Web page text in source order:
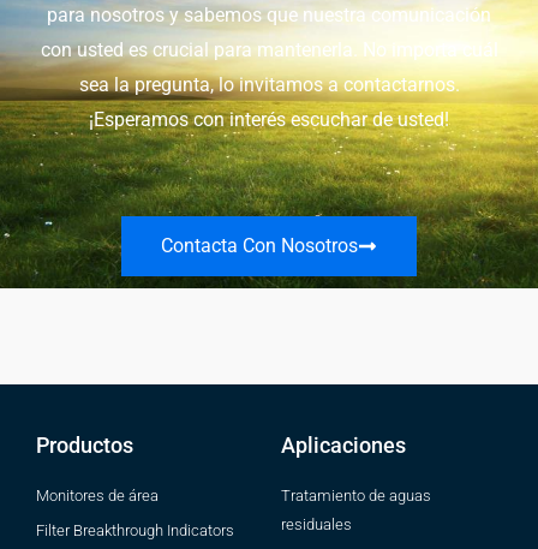
para nosotros y sabemos que nuestra comunicación
con usted es crucial para mantenerla. No importa cuál
sea la pregunta, lo invitamos a contactarnos.
¡Esperamos con interés escuchar de usted!
Contacta Con Nosotros
Productos
Monitores de área
Filter Breakthrough Indicators
Aplicaciones
Tratamiento de aguas
residuales